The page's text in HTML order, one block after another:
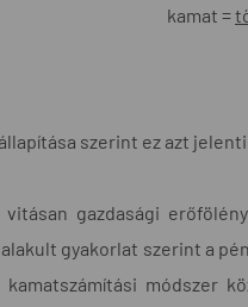
kamat =
szerint ez azt
gazdasági
gyakorlat szerint a
módszer